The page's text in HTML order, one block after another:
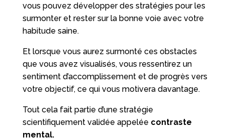
vous pouvez développer des stratégies pour les
surmonter et rester sur la bonne voie avec votre
habitude saine.
Et lorsque vous aurez surmonté ces obstacles
que vous avez visualisés, vous ressentirez un
sentiment d’accomplissement et de progrès vers
votre objectif, ce qui vous motivera davantage.
Tout cela fait partie d’une stratégie
scientifiquement validée appelée contraste
mental.